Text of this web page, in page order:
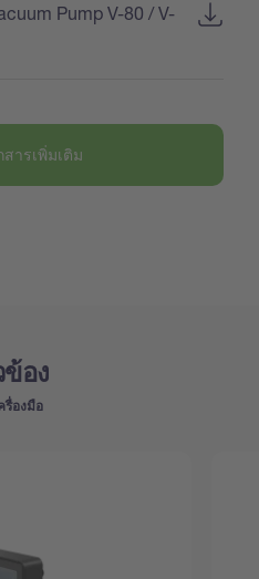
Pump V-80 / V-
ารเพิ่มเติม
อง
รื่องมือ